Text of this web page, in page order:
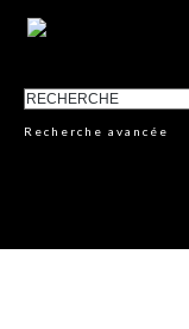
Recherche avancée